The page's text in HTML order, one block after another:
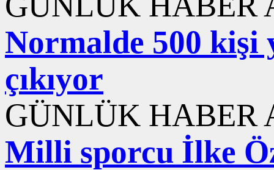
Normalde 500 kişi
çıkıyor
GÜNLÜK HABER
Milli sporcu İlke